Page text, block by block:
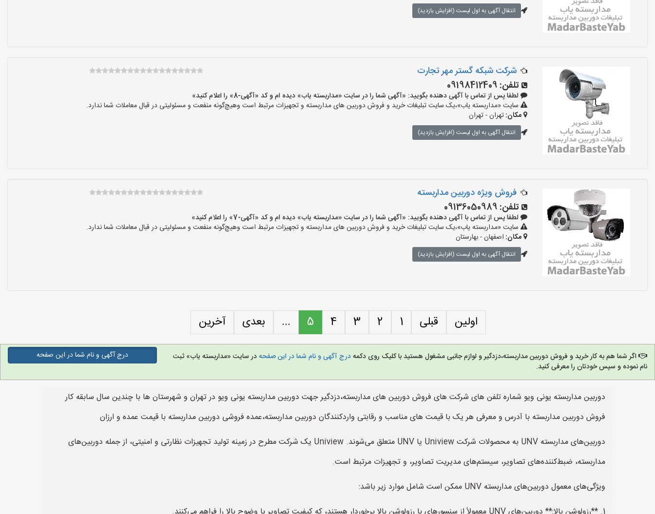
انتقال آگهی به اول لیست (افزایش بازدید)
شرکت شبکه گستر مهر تجارت
تلفن: 09198412409
لطفا پس از تماس با آگهی دهنده بگویید: «آگهی شما را در سایت «مداربسته یاب» دیده ام و کد «آگهی-8» را اعلام کنید»
سایت «مداربسته یاب»،یک سایت تبلیغات خرید و فروش دوربین های مداربسته و تجهیزات مرتبط است وهیچ‌گونه منفعت و مسئولیتی در قبال معاملات شما ندارد.
مکان:تهران - تهران
انتقال آگهی به اول لیست (افزایش بازدید)
فروش ویژه دوربین مداربسته
تلفن: 09136050989
لطفا پس از تماس با آگهی دهنده بگویید: «آگهی شما را در سایت «مداربسته یاب» دیده ام و کد «آگهی-7» را اعلام کنید»
سایت «مداربسته یاب»،یک سایت تبلیغات خرید و فروش دوربین های مداربسته و تجهیزات مرتبط است وهیچ‌گونه منفعت و مسئولیتی در قبال معاملات شما ندارد.
مکان: اصفهان - بهارستان
انتقال آگهی به اول لیست (افزایش بازدید)
اولین قبلی 1
2
3
4
5
... بعدی آخرین
اگر شما هم به کار خرید و فروش دوربین مداربسته،دزدگیر و لوازم جانبی مشغول هستید با کلیک روی دکمهدرج آگهی و نام شما در این صفحهدر سایت «مداربسته یاب» ثبت
نام نموده و سپس خودتان را معرفی کنید.
درج آگهی و نام شما در این صفحه
دوربین مداربسته یونی ویو شماره تلفن های شرکت های فروش دوربین های مداربسته،دزدگیر جهت دوربین مداربسته یونی ویو در تهران و شهرستان ها با چندین سال سابقه کار
فروش دوربین مداربسته با آدرس و معرفی هر یک با قیمت های مناسب و رقابتی واردکنندگان دوربین مداربسته،عمده فروشی دوربین مداربسته با قیمت عمده و ارزان
دوربین‌های مداربسته UNV به محصولات شرکت Uniview یا UNV متعلق می‌شوند. Uniview یک شرکت مطرح در زمینه تولید تجهیزات نظارتی و امنیتی، از جمله دوربین‌های
مداربسته، ضبط‌کننده‌های تصاویر، سیستم‌های مدیریت تصاویر، و تجهیزات مرتبط است.
ویژگی‌های معمول دوربین‌های مداربسته UNV ممکن است شامل موارد زیر باشد: